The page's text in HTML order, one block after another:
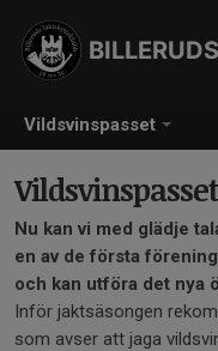
Vildsvinspasset
Vildsvinspasset
Nu kan vi med glädje
en av de första
och kan utföra det nya
Inför jaktsäsongen
som avser att jaga